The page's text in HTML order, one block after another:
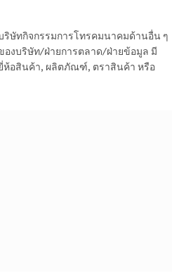
ษัทกิจกรรมการโทรคมนาคมด้านอื่น ๆ
งบริษัท/ฝ่ายการตลาด/ฝ่ายข้อมูล มี
ห้อสินค้า, ผลิตภัณฑ์, ตราสินค้า หรือ